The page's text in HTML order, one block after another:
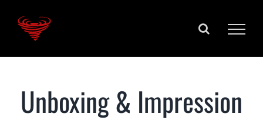
Unboxing & Impression
Vinci POD by VooPoo